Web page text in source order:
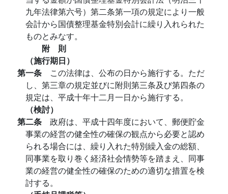
九年法律第六号）第二条第一項の規定により一般
会計から国債整理基金特別会計に繰り入れられた
ものとみなす。
附 則
（施行期日）
第一条 この法律は、公布の日から施行する。ただ
し、第三章の規定並びに附則第三条及び第四条の
規定は、平成十年十二月一日から施行する。
（検討）
第二条 政府は、平成十四年度において、郵便貯金
事業の経営の健全性の確保の観点から必要と認め
られる場合には、繰り入れた特別繰入金の総額、
同事業を取り巻く経済社会情勢等を踏まえ、同事
業の経営の健全性の確保のための適切な措置を検
討する。